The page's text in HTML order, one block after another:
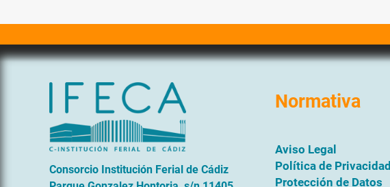
Consorcio Institución Ferial de Cádiz
Normativa
Aviso Legal
Política de Privacidad
Protección de Datos